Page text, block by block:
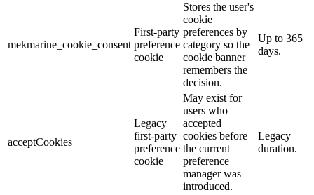
mekmarine_cookie_consent
First-party
preference
cookie
Stores the user's
cookie
preferences by
category so the
cookie banner
remembers the
decision.
Up to 365
days.
acceptCookies
Legacy
first-party
preference
cookie
May exist for
users who
accepted
cookies before
the current
preference
manager was
introduced.
Legacy
duration.